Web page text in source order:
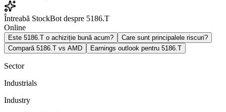
Întreabă StockBot despre 5186.T
Online
Este 5186.T o achiziție bună acum?
Care sunt principalele riscuri?
Compară 5186.T vs AMD
Earnings outlook pentru 5186.T
Sector
Industrials
Industry